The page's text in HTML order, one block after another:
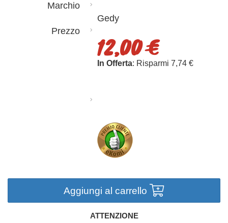
Marchio
Gedy
Prezzo
12,00 €
In Offerta: Risparmi 7,74 €
Aggiungi al carrello
ATTENZIONE